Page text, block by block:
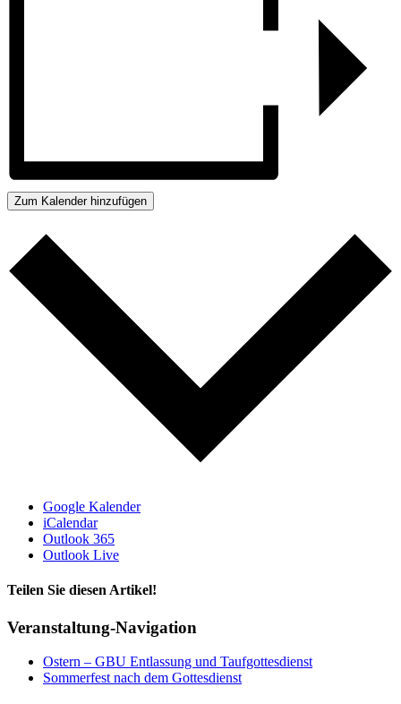
Zum Kalender hinzufügen
Google Kalender
iCalendar
Outlook 365
Outlook Live
Teilen Sie diesen Artikel!
Facebook
X
Bluesky
Reddit
LinkedIn
WhatsApp
Telegram
Tumblr
Pinterest
Xing
E-
Veranstaltung-Navigation
Ostern – GBU Entlassung und Taufgottesdienst
Sommerfest nach dem Gottesdienst